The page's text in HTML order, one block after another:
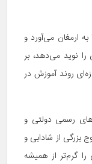
ارمغان می‌آورد و
نوید می‌دهد، بر
روند آموزش در
رسمی دولتی و
از شادابی و
گرم‌تر از همیشه